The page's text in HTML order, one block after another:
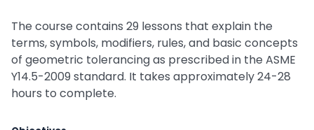
The course contains 29 lessons that explain the
terms, symbols, modifiers, rules, and basic concepts
of geometric tolerancing as prescribed in the ASME
Y14.5-2009 standard. It takes approximately 24-28
hours to complete.